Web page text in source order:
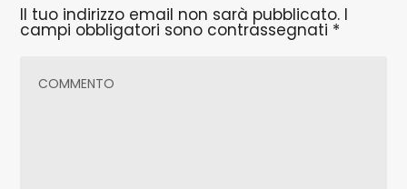
Il tuo indirizzo email non sarà pubblicato. I
campi obbligatori sono contrassegnati *